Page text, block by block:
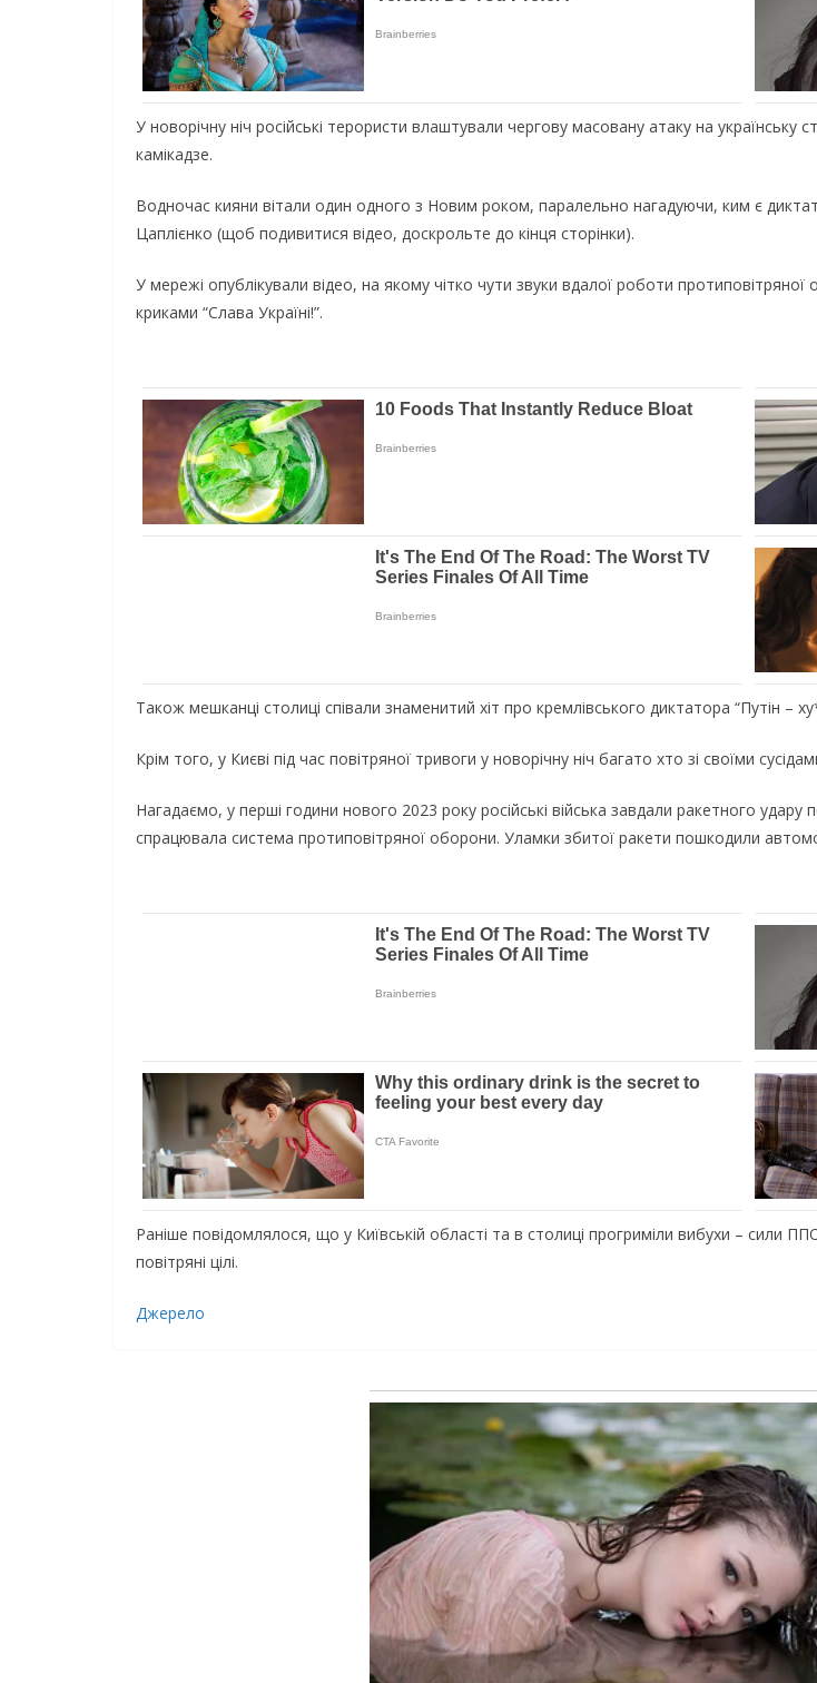
У новорічну ніч російські терористи влаштували чергову масовану атаку на
камікадзе.
Водночас кияни вітали один одного з Новим роком, паралельно нагадуючи, ким є
Цаплієнко (щоб подивитися відео, доскрольте до кінця сторінки).
У мережі опублікували відео, на якому чітко чути звуки вдалої роботи
криками “Слава Україні!”.
Також мешканці столиці співали знаменитий хіт про кремлівського диктатора “Путін –
Крім того, у Києві під час повітряної тривоги у новорічну ніч багато хто зі своїми
Нагадаємо, у перші години нового 2023 року російські війська завдали ракетного
спрацювала система протиповітряної оборони. Уламки збитої ракети пошкодили
Раніше повідомлялося, що у Київській області та в столиці прогриміли вибухи – сили
повітряні цілі.
Джерело